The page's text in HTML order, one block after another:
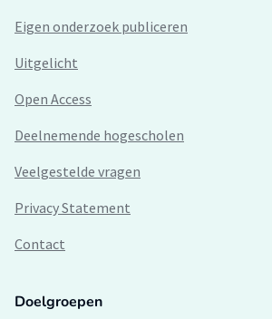
Eigen onderzoek publiceren
Uitgelicht
Open Access
Deelnemende hogescholen
Veelgestelde vragen
Privacy Statement
Contact
Doelgroepen